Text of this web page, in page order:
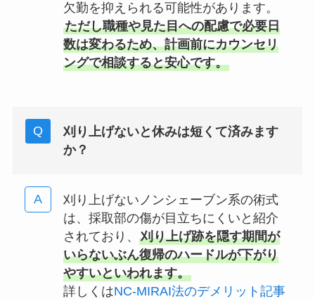
欠勤を抑えられる可能性があります。
ただし職種や見た目への配慮で必要日
数は変わるため、計画前にカウンセリ
ングで相談すると安心です。
刈り上げないと休みは短くて済みます
か？
刈り上げないノンシェーブン系の術式
は、採取部の傷が目立ちにくいと紹介
されており、 刈り上げ跡を隠す期間が
いらないぶん復帰のハードルが下がり
やすいといわれます。
詳しくはNC-MIRAI法のデメリット記事